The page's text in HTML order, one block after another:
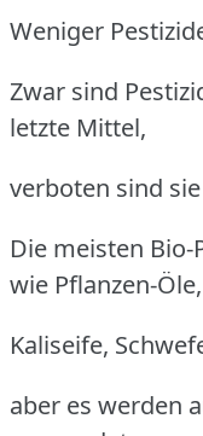
Weniger
Zwar sind
letzte Mittel,
verboten sind
Die meisten
wie Pflanzen-Öle,
Kaliseife,
aber es werden